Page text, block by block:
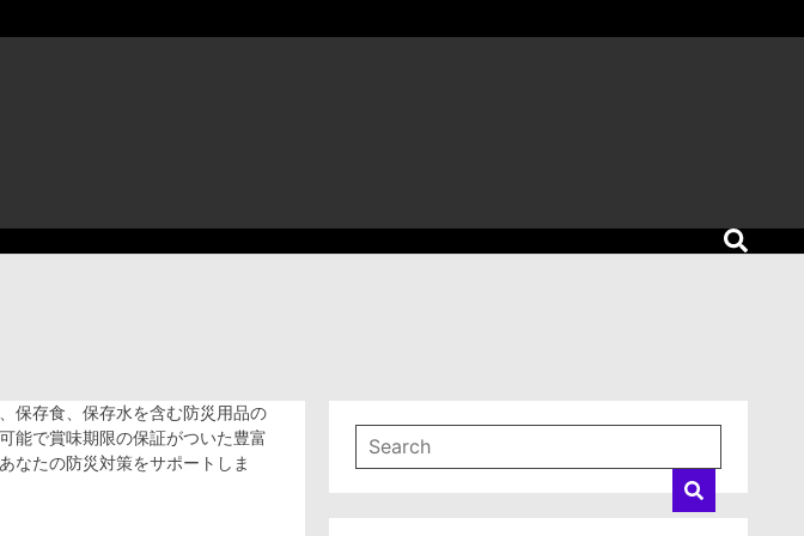
ピ
ー
ス
ア
保存食、保存水を含む防災用品の
能で賞味期限の保証がついた豊富
なたの防災対策をサポートしま